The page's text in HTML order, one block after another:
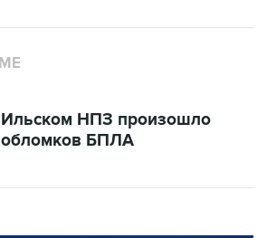
Ильском НПЗ произошло
обломков БПЛА